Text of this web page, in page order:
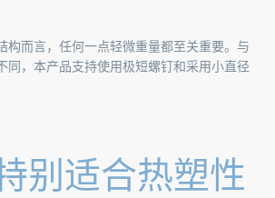
构而言，任何一点轻微重量都至关重要。与
同，本产品支持使用极短螺钉和采用小直径
别适合热塑性